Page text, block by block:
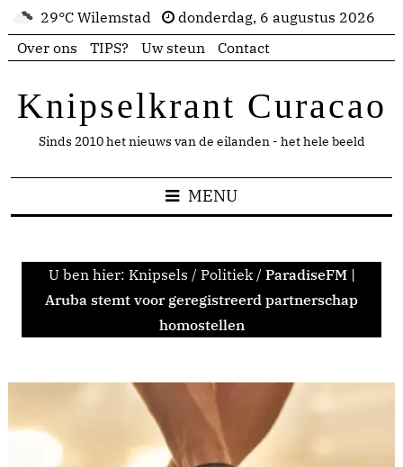
29°C Wilemstad
donderdag, 6 augustus 2026
Over ons
TIPS? Uw steun Contact
Knipselkrant Curacao
Sinds 2010 het nieuws van de eilanden - het hele beeld
MENU
U ben hier: Knipsels / Politiek / ParadiseFM |
Aruba stemt voor geregistreerd partnerschap
homostellen